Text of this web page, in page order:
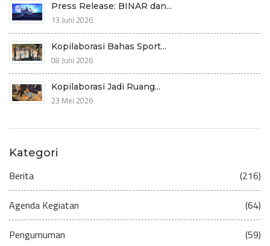
Press Release: BINAR dan...
13 Juni 2026
Kopilaborasi Bahas Sport...
08 Juni 2026
Kopilaborasi Jadi Ruang...
23 Mei 2026
Kategori
Berita (216)
Agenda Kegiatan (64)
Pengumuman (59)